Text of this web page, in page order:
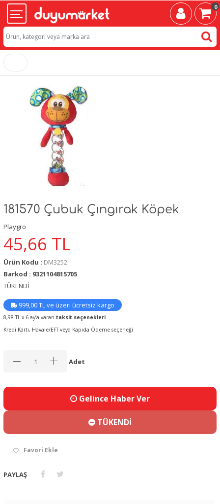
0
181570 Çubuk Çıngırak Köpek
Playgro
45,66 TL
Ürün Kodu : DM3252
Barkod : 9321104815705
TÜKENDİ
999,00 TL ve üzeri ücretsiz kargo
8,98 TL x 6 ay’a varan taksit seçenekleri
Kredi Kartı, Havale/EFT veya Kapıda Ödeme seçeneği
Adet
Gelince Haber Ver
TÜKENDİ
Favori Ekle
PAYLAŞ